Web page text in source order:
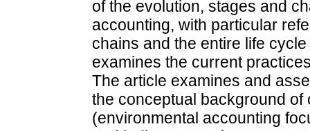
of the evolution, stages and
accounting, with particular
chains and the entire life
examines the current
The article examines and
the conceptual background
(environmental accounting